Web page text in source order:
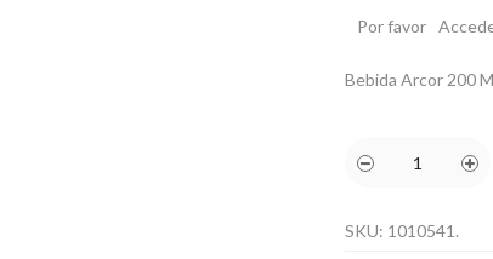
Por favor
Bebida Arcor 200
SKU: 1010541 .